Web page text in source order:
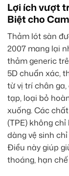
Lợi ích vượt
Biệt cho
Thảm lót sàn
2007 mang lại
thảm generic
5D chuẩn xác,
từ vị trí chân
tạp, loại bỏ
xuống. Các
(TPE) không
dàng vệ sinh
Điều này giúp
thoáng, hạn